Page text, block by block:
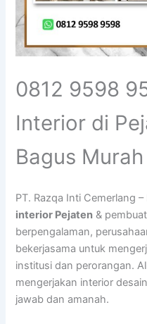
0812 9598
Interior di
Bagus Murah
PT. Razqa Inti Cemerlang
interior Pejaten &
berpengalaman,
bekerjasama untuk
institusi dan perorangan.
mengerjakan interior
jawab dan amanah.